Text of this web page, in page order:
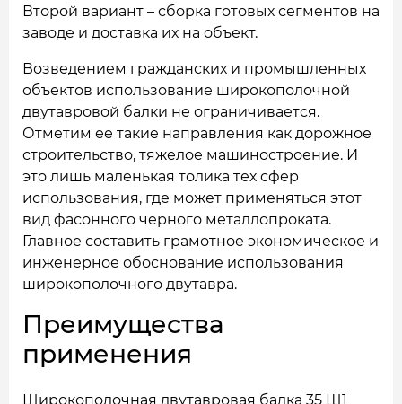
Второй вариант – сборка готовых сегментов на
заводе и доставка их на объект.
Возведением гражданских и промышленных
объектов использование широкополочной
двутавровой балки не ограничивается.
Отметим ее такие направления как дорожное
строительство, тяжелое машиностроение. И
это лишь маленькая толика тех сфер
использования, где может применяться этот
вид фасонного черного металлопроката.
Главное составить грамотное экономическое и
инженерное обоснование использования
широкополочного двутавра.
Преимущества
применения
Широкополочная двутавровая балка 35 Ш1